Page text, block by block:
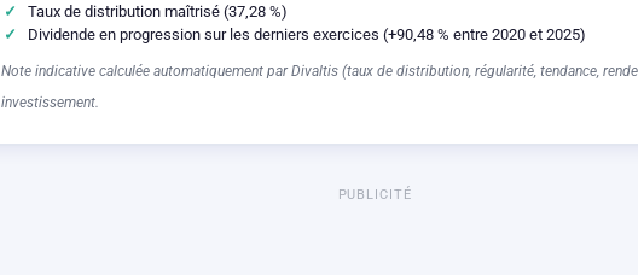
Taux de distribution maîtrisé (37,28 %)
Dividende en progression sur les derniers exercices (+90,48 % entre 2020 et 2025)
Note indicative calculée automatiquement par Divaltis (taux de distribution, régularité, tendance,
investissement.
PUBLICITÉ